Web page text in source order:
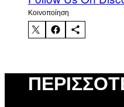
Kοινοποίηση